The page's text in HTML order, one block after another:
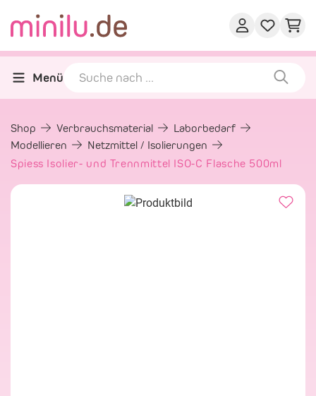
Menü
Shop Verbrauchsmaterial
Laborbedarf
Modellieren
Netzmittel / Isolierungen
Spiess Isolier- und Trennmittel ISO-C Flasche 500ml